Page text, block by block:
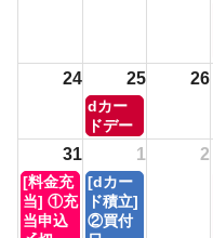
24 25 26
火
曜
日,
月
25th
2026
dカー
ドデー
31 1 2
月
曜
日,
[料金充
当] ①充
当申込
火
曜
日,
[dカー
ド積立]
②買付